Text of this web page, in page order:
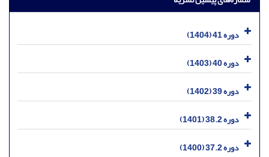
دوره 41 (1404)
دوره 40 (1403)
دوره 39 (1402)
دوره 38.2 (1401)
دوره 37.2 (1400)